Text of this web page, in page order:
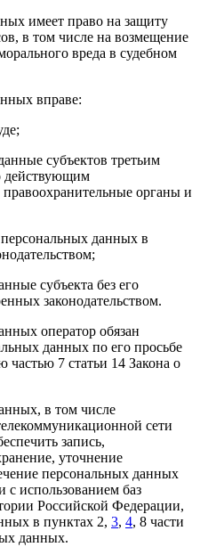
имеет право на защиту
в том числе на возмещение
вреда в судебном
вправе:
субъектов третьим
действующим
правоохранительные органы и
данных в
субъекта без его
законодательством.
оператор обязан
данных по его просьбе
7 статьи 14 Закона о
в том числе
сети
запись,
уточнение
персональных данных
использованием баз
Российской Федерации,
в пунктах 2, 3, 4, 8 части
данных.